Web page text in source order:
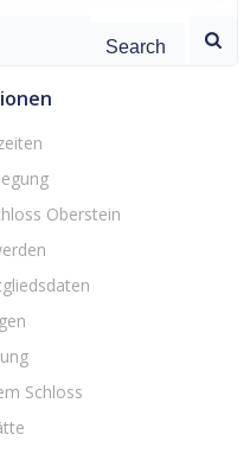
Oberstein
Schloss